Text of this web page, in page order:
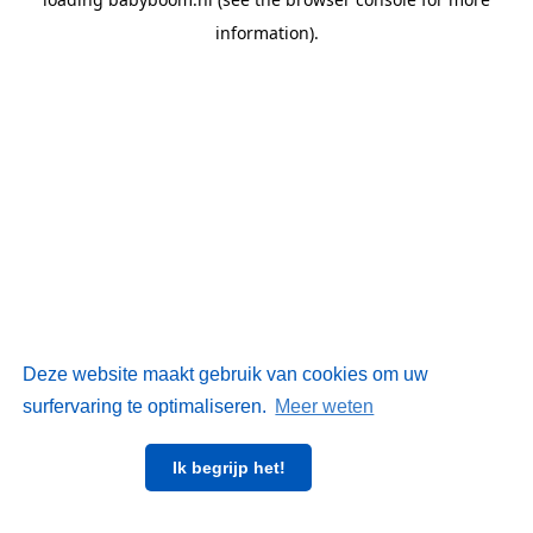
Deze website maakt gebruik van cookies om uw
surfervaring te optimaliseren. Meer weten
Ik begrijp het!
information).